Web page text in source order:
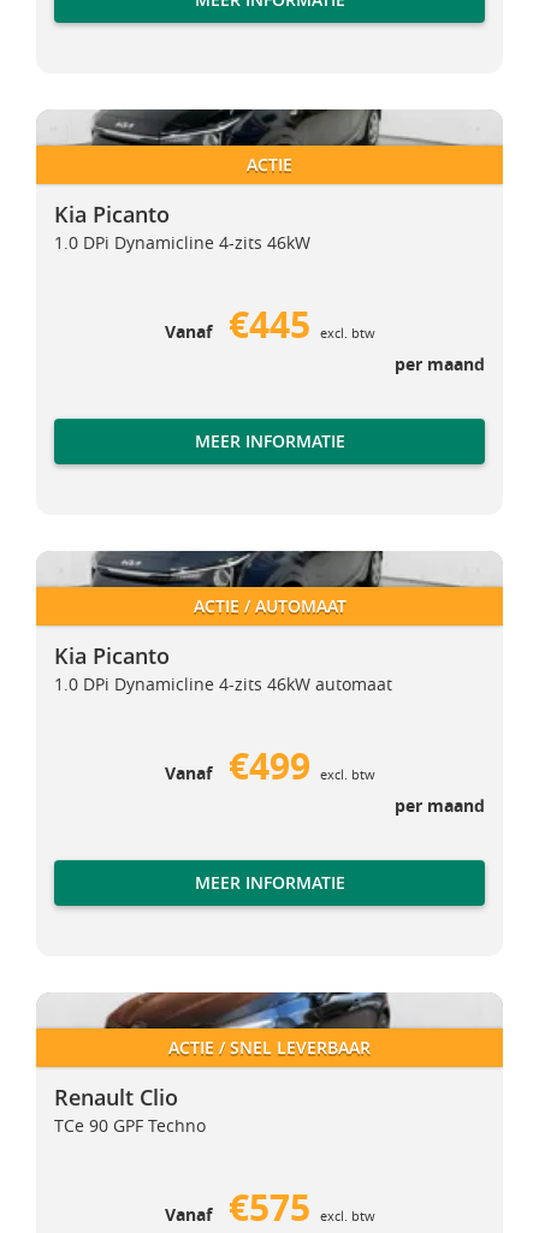
Kia Picanto
Kia Picanto
ACTIE
Kia Picanto
1.0 DPi Dynamicline 4-zits 46kW
Vanaf €445 excl. btw
per maand
MEER INFORMATIE
Kia Picanto
Kia Picanto
ACTIE / AUTOMAAT
Kia Picanto
1.0 DPi Dynamicline 4-zits 46kW automaat
Vanaf €499 excl. btw
per maand
MEER INFORMATIE
Renault Clio
Renault Clio
ACTIE / SNEL LEVERBAAR
Renault Clio
TCe 90 GPF Techno
Vanaf €575 excl. btw